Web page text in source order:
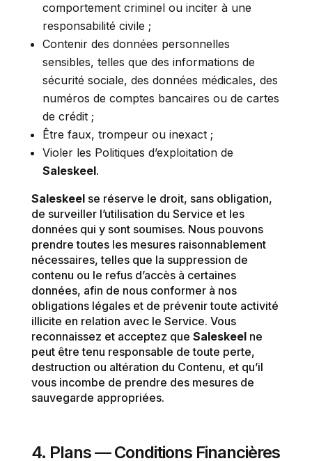
comportement criminel ou inciter à une
responsabilité civile ;
Contenir des données personnelles
sensibles, telles que des informations de
sécurité sociale, des données médicales, des
numéros de comptes bancaires ou de cartes
de crédit ;
Être faux, trompeur ou inexact ;
Violer les Politiques d’exploitation de
Saleskeel.
Saleskeelse réserve le droit, sans obligation,
de surveiller l’utilisation du Service et les
données qui y sont soumises. Nous pouvons
prendre toutes les mesures raisonnablement
nécessaires, telles que la suppression de
contenu ou le refus d’accès à certaines
données, afin de nous conformer à nos
obligations légales et de prévenir toute activité
illicite en relation avec le Service. Vous
reconnaissez et acceptez que Saleskeelne
peut être tenu responsable de toute perte,
destruction ou altération du Contenu, et qu’il
vous incombe de prendre des mesures de
sauvegarde appropriées.
4. Plans — Conditions Financières